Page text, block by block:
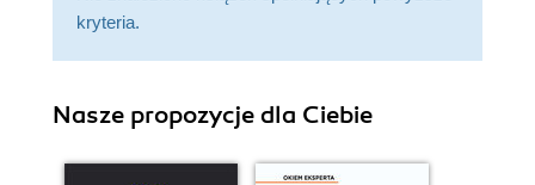
kryteria.
Nasze propozycje dla Ciebie